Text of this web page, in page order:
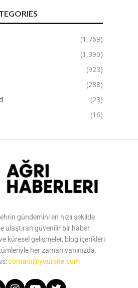
(1,769)
(1,390)
(923)
(288)
(23)
(16)
gündemini en hızlı şekilde
ulaştıran güvenilir bir haber
küresel gelişmeler, blog içerikleri
her zaman yanınızda.
contact@yoursite.com